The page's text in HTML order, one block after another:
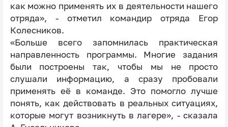
как можно применять их в деятельности нашего
отряда», - отметил командир отряда Егор
Колесников.
«Больше всего запомнилась практическая
направленность программы. Многие задания
были построены так, чтобы мы не просто
слушали информацию, а сразу пробовали
применять её в команде. Это помогло лучше
понять, как действовать в реальных ситуациях,
которые могут возникнуть в лагере», - сказала